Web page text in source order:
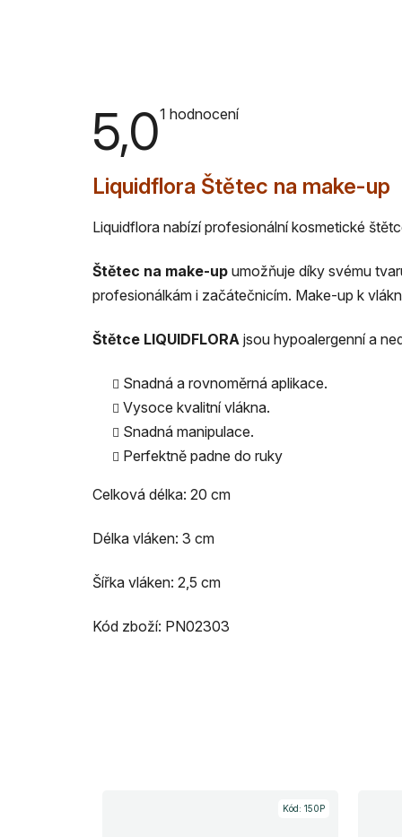
5,0Průměrné
z
5
1 hodnocení
Liquidflora Štětec na make-up
Liquidflora nabízí profesionální kosmetické
Štětec na make-up umožňuje díky svému
profesionálkám i začátečnicím. Make-up k
Štětce LIQUIDFLORA jsou hypoalergenní a
Snadná a rovnoměrná aplikace.
Vysoce kvalitní vlákna.
Snadná manipulace.
Perfektně padne do ruky
Celková délka: 20 cm
Délka vláken: 3 cm
Šířka vláken: 2,5 cm
Kód zboží: PN02303
Kód: 150P